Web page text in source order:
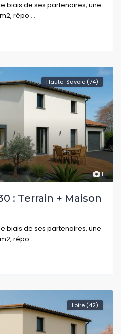
biais de ses partenaires, une
répo
1
Haute-Savoie (74)
: Terrain + Maison
biais de ses partenaires, une
répo
Loire (42)